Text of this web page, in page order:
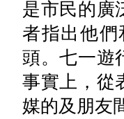
是市民的廣
者指出他們
頭。七一遊
事實上，從
媒的及朋友